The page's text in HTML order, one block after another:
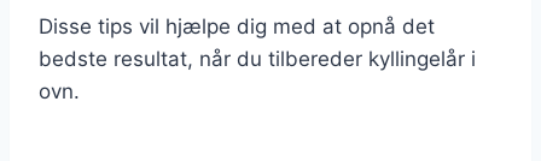
Disse tips vil hjælpe dig med at opnå det
bedste resultat, når du tilbereder kyllingelår i
ovn.